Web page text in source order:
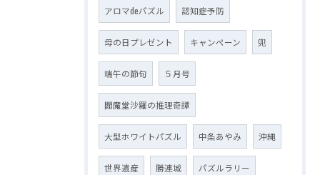
アロマdeパズル 認知症予防
母の日プレゼント キャンペーン 兜
端午の節句 ５月号
閻魔堂沙羅の推理奇譚
大型ホワイトパズル 中条あやみ 沖縄
世界遺産 勝連城 パズルラリー